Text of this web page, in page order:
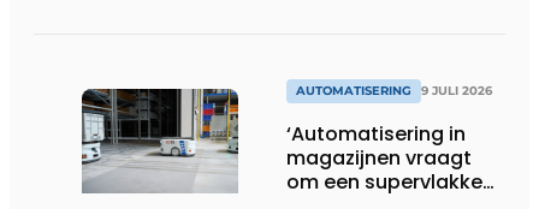
AUTOMATISERING 9 JULI 2026
‘Automatisering in
magazijnen vraagt
om een supervlakke